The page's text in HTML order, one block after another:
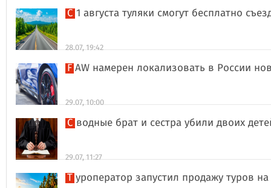
С 1 августа туляки смогут бесплатно
28.07, 19:42
FAW намерен локализовать в России
29.07, 10:00
Сводные брат и сестра убили двоих
29.07, 11:27
Туроператор запустил продажу туров